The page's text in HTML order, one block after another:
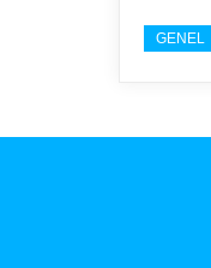
GENEL